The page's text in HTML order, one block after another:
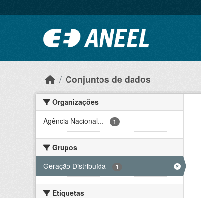
Conjuntos de dados
Organizações
Agência Nacional... - 1
Grupos
Geração Distribuída - 1
Etiquetas